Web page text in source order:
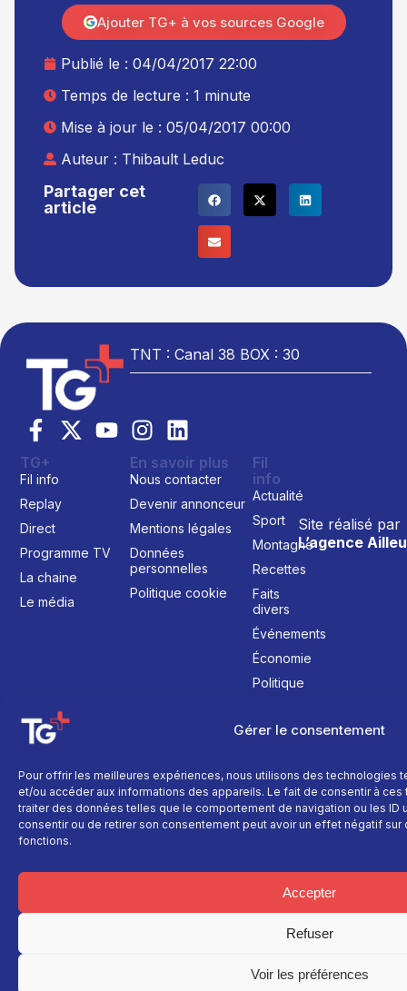
Gérer le consentement
Pour offrir les meilleures expériences, nous utilisons des technologies
et/ou accéder aux informations des appareils. Le fait de consentir à
traiter des données telles que le comportement de navigation ou les ID
consentir ou de retirer son consentement peut avoir un effet négatif
fonctions.
Accepter
Refuser
Voir les préférences
Partager cet
article
Publié le : 04/04/2017 22:00
Temps de lecture : 1 minute
Mise à jour le : 05/04/2017 00:00
Auteur : Thibault Leduc
Ajouter TG+ à vos sources Google
TNT : Canal 38 BOX : 30
Site réalisé par
L’agence
TG+
Fil info
Replay
Direct
Programme TV
La chaine
Le média
En savoir plus
Nous contacter
Devenir annonceur
Mentions légales
Données
personnelles
Politique cookie
Fil
info
Actualité
Sport
Montagne
Recettes
Faits
divers
Événements
Économie
Politique